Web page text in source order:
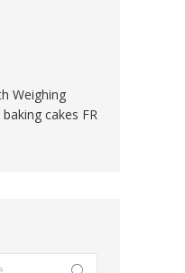
Weighing
cakes FR